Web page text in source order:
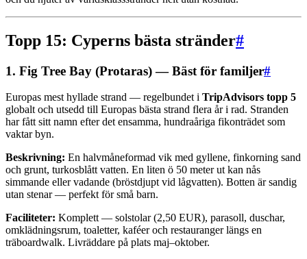
Topp 15: Cyperns bästa stränder#
1. Fig Tree Bay (Protaras) — Bäst för familjer#
Europas mest hyllade strand — regelbundet i TripAdvisors topp 5
globalt och utsedd till Europas bästa strand flera år i rad. Stranden
har fått sitt namn efter det ensamma, hundraåriga fikonträdet som
vaktar byn.
Beskrivning: En halvmåneformad vik med gyllene, finkorning sand
och grunt, turkosblått vatten. En liten ö 50 meter ut kan nås
simmande eller vadande (bröstdjupt vid lågvatten). Botten är sandig
utan stenar — perfekt för små barn.
Faciliteter: Komplett — solstolar (2,50 EUR), parasoll, duschar,
omklädningsrum, toaletter, kaféer och restauranger längs en
träboardwalk. Livräddare på plats maj–oktober.